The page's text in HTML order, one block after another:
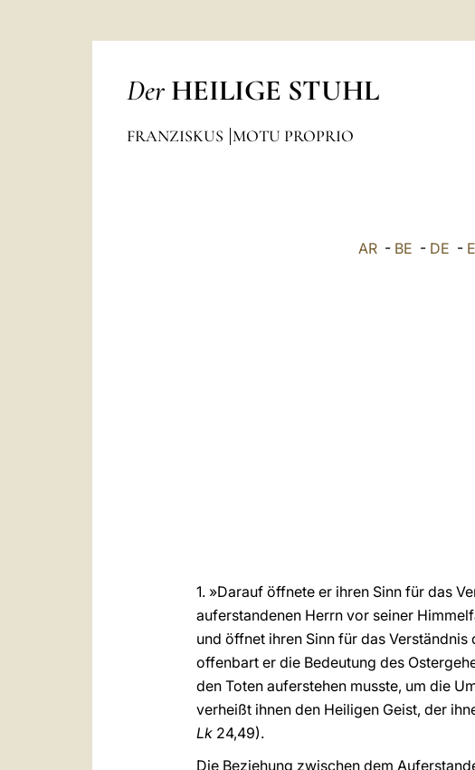
Der HEILIGE STUHL
FRANZISKUS MOTU PROPRIO
AR - BE - DE -
1. »Darauf öffnete er ihren Sinn für das
auferstandenen Herrn vor seiner
und öffnet ihren Sinn für das
offenbart er die Bedeutung des
den Toten auferstehen musste, um die
verheißt ihnen den Heiligen Geist, der
Lk 24,49).
Die Beziehung zwischen dem